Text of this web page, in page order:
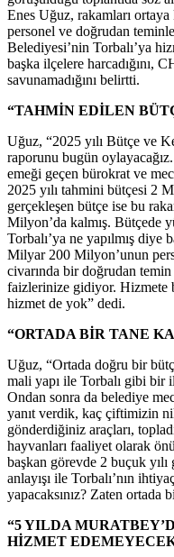
Enes Uğuz, rakamları
personel ve doğrudan
Belediyesi’nin Torbalı’ya
başka ilçelere harcadığını,
savunamadığını belirtti.
“TAHMİN EDİLEN
Uğuz, “2025 yılı Bütçe ve
raporunu bugün
emeği geçen bürokrat ve
2025 yılı tahmini bütçesi 2
gerçekleşen bütçe ise bu
Milyon’da kalmış. Bütçede
Torbalı’ya ne yapılmış diye
Milyar 200 Milyon’unun
civarında bir doğrudan
faizlerinize gidiyor. Hizmete
hizmet de yok” dedi.
“ORTADA BİR TANE
Uğuz, “Ortada doğru bir
mali yapı ile Torbalı gibi bir
Ondan sonra da belediye
yanıt verdik, kaç çiftimizin
gönderdiğiniz araçları,
hayvanları faaliyet olarak
başkan görevde 2 buçuk
anlayışı ile Torbalı’nın
yapacaksınız? Zaten ortada
“5 YILDA
HİZMET